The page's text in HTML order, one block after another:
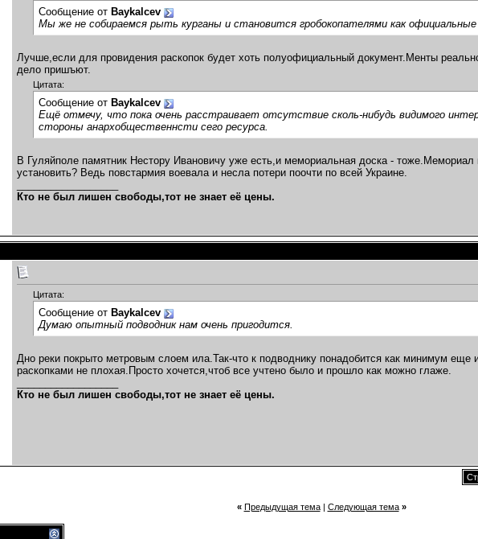
Сообщение от Baykalcev
Мы же не собираемся рыть курганы и становится гробокопателями как официальные
Лучше,если для провидения раскопок будет хоть полуофициальный документ.Менты
дело пришъют.
Цитата:
Сообщение от Baykalcev
Ещё отмечу, что пока очень расстраивает отсутствие сколь-нибудь видимого
стороны анархобщественнсти сего ресурса.
В Гуляйполе памятник Нестору Ивановичу уже есть,и мемориальная доска -
установить? Ведь повстармия воевала и несла потери поочти по всей Украине.
Кто не был лишен свободы,тот не знает её цены.
Цитата:
Сообщение от Baykalcev
Думаю опытный подводник нам очень пригодится.
Дно реки покрыто метровым слоем ила.Так-что к подводнику понадобится как минимум
раскопками не плохая.Просто хочется,чтоб все учтено было и прошло как можно глаже.
Кто не был лишен свободы,тот не знает её цены.
« Предыдущая тема| Следующая тема »